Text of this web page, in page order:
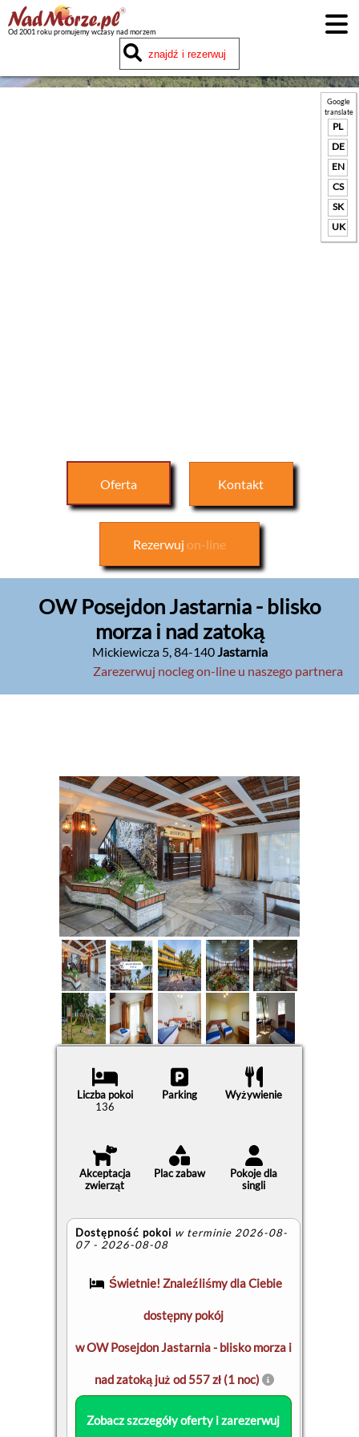
Od 2001 roku promujemy wczasy nad morzem
Google
translate
PL
DE
EN
CS
SK
UK
Oferta Kontakt
Rezerwuj on-line
OW Posejdon Jastarnia - blisko
morza i nad zatoką
Mickiewicza 5,84-140Jastarnia
Zarezerwuj nocleg on-line u naszego partnera
Liczba pokoi
136
Parking Wyżywienie
Akceptacja
zwierząt
Plac zabaw
Pokoje dla
singli
Dostępność pokoi w terminie 2026-08-
07 - 2026-08-08
Świetnie! Znaleźliśmy dla Ciebie
dostępny pokój
w OW Posejdon Jastarnia - blisko morza i
nad zatoką już od 557 zł (1 noc)
Zobacz szczegóły oferty i zarezerwuj